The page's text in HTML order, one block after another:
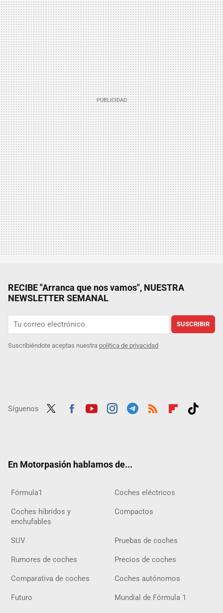
RECIBE "Arranca que nos vamos", NUESTRA
NEWSLETTER SEMANAL
SUSCRIBIR
Suscribiéndote aceptas nuestra política de privacidad
Síguenos
En Motorpasión hablamos de...
Fórmula1 Coches eléctricos
Coches híbridos y
enchufables
Compactos
SUV Pruebas de coches
Rumores de coches Precios de coches
Comparativa de coches Coches autónomos
Futuro Mundial de Fórmula 1